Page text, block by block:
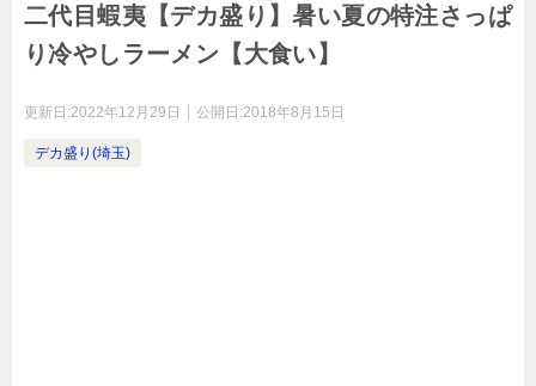
二代目蝦夷【デカ盛り】暑い夏の特注さっぱ
り冷やしラーメン【大食い】
更新日:2022年12月29日 公開日:2018年8月15日
デカ盛り(埼玉)